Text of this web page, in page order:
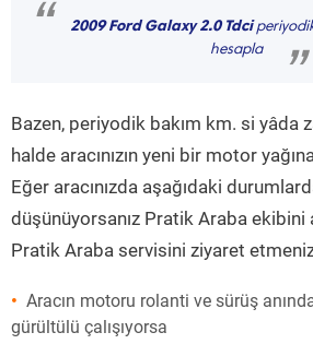
“ 2009 Ford Galaxy 2.0 Tdciperiyodik
hesapla
”
Bazen, periyodik bakım km. si yâda
halde aracınızın yeni bir motor
Eğer aracınızda aşağıdaki
düşünüyorsanız Pratik Araba ekibini
Pratik Araba servisini ziyaret
Aracın motoru rolanti ve sürüş
gürültülü çalışıyorsa